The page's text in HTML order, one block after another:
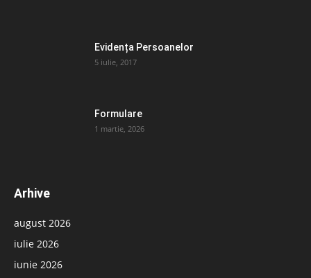
Evidența Persoanelor
5 iulie, 2017
Formulare
1 martie, 2026
Arhive
august 2026
iulie 2026
iunie 2026